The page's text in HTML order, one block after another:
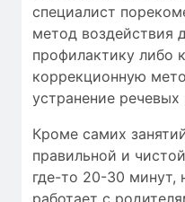
специалист
метод воздействия
профилактику либо
коррекционную
устранение речевых
Кроме самих
правильной и
где-то 20-30 минут,
работает с